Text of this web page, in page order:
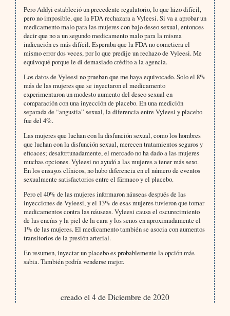
Pero Addyi estableció un precedente regulatorio, lo que hizo difícil,
pero no imposible, que la FDA rechazara a Vyleesi. Si va a aprobar un
medicamento malo para las mujeres con bajo deseo sexual, entonces
decir que no a un segundo medicamento malo para la misma
indicación es más difícil. Esperaba que la FDA no cometiera el
mismo error dos veces, por lo que predije un rechazo de Vyleesi. Me
equivoqué porque le di demasiado crédito a la agencia.
Los datos de Vyleesi no prueban que me haya equivocado. Solo el 8%
más de las mujeres que se inyectaron el medicamento
experimentaron un modesto aumento del deseo sexual en
comparación con una inyección de placebo. En una medición
separada de “angustia” sexual, la diferencia entre Vyleesi y placebo
fue del 4%.
Las mujeres que luchan con la disfunción sexual, como los hombres
que luchan con la disfunción sexual, merecen tratamientos seguros y
eficaces; desafortunadamente, el mercado no ha dado a las mujeres
muchas opciones. Vyleesi no ayudó a las mujeres a tener más sexo.
En los ensayos clínicos, no hubo diferencia en el número de eventos
sexualmente satisfactorios entre el fármaco y el placebo.
Pero el 40% de las mujeres informaron náuseas después de las
inyecciones de Vyleesi, y el 13% de esas mujeres tuvieron que tomar
medicamentos contra las náuseas. Vyleesi causa el oscurecimiento
de las encías y la piel de la cara y los senos en aproximadamente el
1% de las mujeres. El medicamento también se asocia con aumentos
transitorios de la presión arterial.
En resumen, inyectar un placebo es probablemente la opción más
sabia. También podría venderse mejor.
creado el 4 de Diciembre de 2020